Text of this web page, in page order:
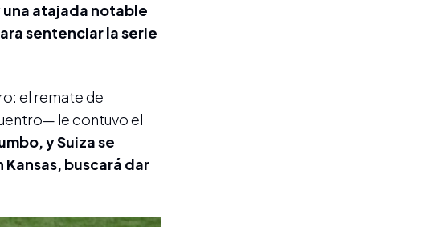
una atajada notable
sentenciar la serie
el remate de
le contuvo el
y Suiza se
buscará dar